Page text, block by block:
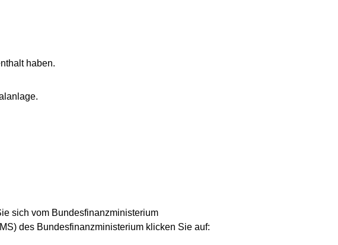
haben.
sich vom Bundesfinanzministerium
des Bundesfinanzministerium klicken Sie auf: